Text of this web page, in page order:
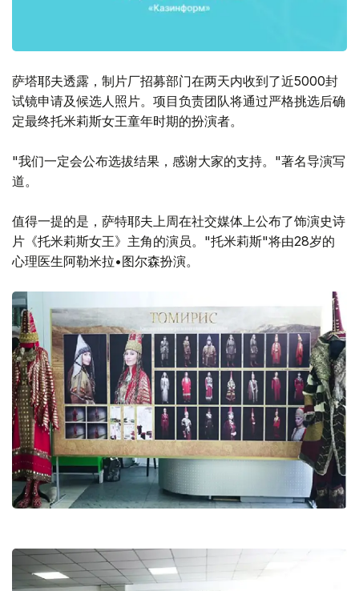
萨塔耶夫透露，制片厂招募部门在两天内收到了近5000封
试镜申请及候选人照片。项目负责团队将通过严格挑选后确
定最终托米莉斯女王童年时期的扮演者。
"我们一定会公布选拔结果，感谢大家的支持。"著名导演写
道。
值得一提的是，萨特耶夫上周在社交媒体上公布了饰演史诗
片《托米莉斯女王》主角的演员。"托米莉斯"将由28岁的
心理医生阿勒米拉•图尔森扮演。